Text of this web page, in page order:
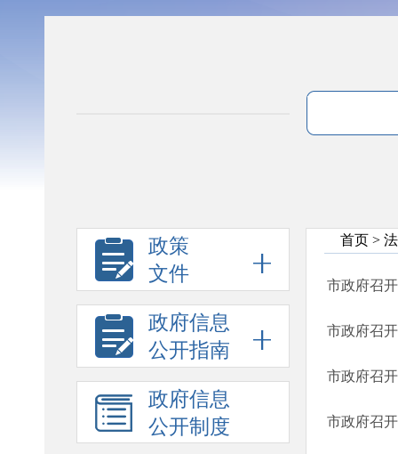
政策
文件
政府信息
公开指南
政府信息
公开制度
首页 >
市政府召
市政府召
市政府召
市政府召